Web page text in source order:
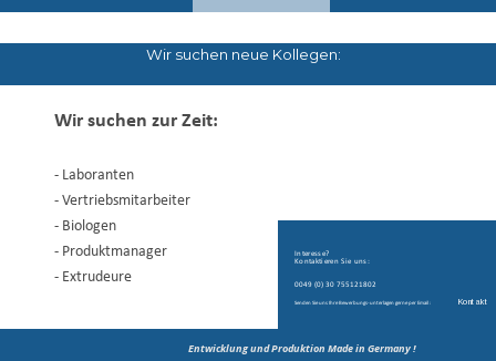
Entwicklung und Produktion Made in Germany !
- Laboranten
- Vertriebsmitarbeiter
- Biologen
- Produktmanager
- Extrudeure
Wir suchen zur Zeit:
Interesse?
Kontaktieren Sie uns:
0049 (0) 30 755121802
Senden Sie uns Ihre Bewerbungs-unterlagen gerne per Email :
Wir suchen neue Kollegen:
Kontakt